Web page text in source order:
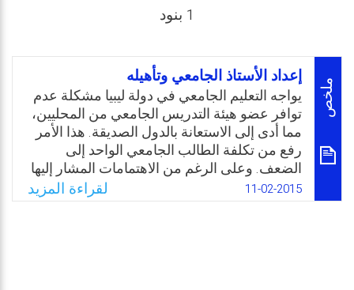
1 بنود
ملخص
إعداد الأستاذ الجامعي وتأهيله
يواجه التعليم الجامعي في دولة ليبيا مشكلة عدم
توافر عضو هيئة التدريس الجامعي من المحليين،
مما أدى إلى الاستعانة بالدول الصديقة. هذا الأمر
رفع من تكلفة الطالب الجامعي الواحد إلى
الضعف. وعلى الرغم من الاهتمامات المشار إليها
والتي يطمح المجتمع الليبي إلى تحقيقها في
مجال التعليم الجامعي، فإن مشكلة عدم توافر
11-02-2015 لقراءة المزيد